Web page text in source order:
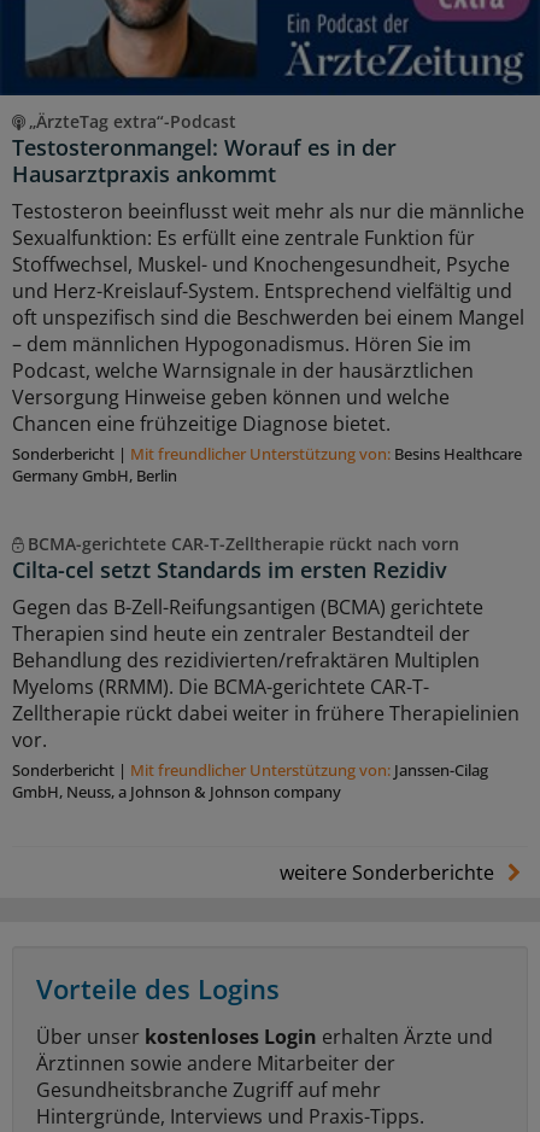
„ÄrzteTag extra“-Podcast
Testosteronmangel: Worauf es in der
Hausarztpraxis ankommt
Testosteron beeinflusst weit mehr als nur die männliche
Sexualfunktion: Es erfüllt eine zentrale Funktion für
Stoffwechsel, Muskel- und Knochengesundheit, Psyche
und Herz-Kreislauf-System. Entsprechend vielfältig und
oft unspezifisch sind die Beschwerden bei einem Mangel
– dem männlichen Hypogonadismus. Hören Sie im
Podcast, welche Warnsignale in der hausärztlichen
Versorgung Hinweise geben können und welche
Chancen eine frühzeitige Diagnose bietet.
Sonderbericht | Mit freundlicher Unterstützung von: Besins Healthcare
Germany GmbH, Berlin
BCMA-gerichtete CAR-T-Zelltherapie rückt nach vorn
Cilta-cel setzt Standards im ersten Rezidiv
Gegen das B-Zell-Reifungsantigen (BCMA) gerichtete
Therapien sind heute ein zentraler Bestandteil der
Behandlung des rezidivierten/refraktären Multiplen
Myeloms (RRMM). Die BCMA-gerichtete CAR-T-
Zelltherapie rückt dabei weiter in frühere Therapielinien
vor.
Sonderbericht | Mit freundlicher Unterstützung von: Janssen-Cilag
GmbH, Neuss, a Johnson & Johnson company
weitere Sonderberichte
Vorteile des Logins
Über unser kostenloses Login erhalten Ärzte und
Ärztinnen sowie andere Mitarbeiter der
Gesundheitsbranche Zugriff auf mehr
Hintergründe, Interviews und Praxis-Tipps.